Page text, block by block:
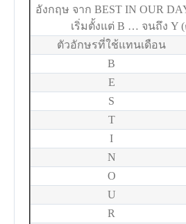
อังกฤษ จาก BEST IN OUR
เริ่มตั้งแต่ B … จนถึง Y
ตัวอักษรที่ใช้แทนเดือน
B
E
S
T
I
N
O
U
R